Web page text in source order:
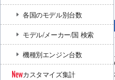
各国のモデル別台数
モデル/メーカー/国 検索
機種別エンジン台数
カスタマイズ集計